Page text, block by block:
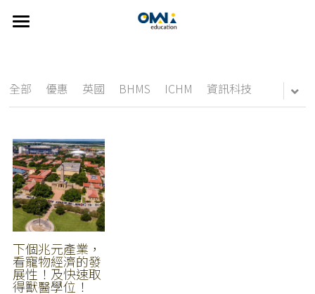
關於我們
關於我們
我們的服務
FAQ
選擇國家
澳洲
紐西蘭
美國
歐洲
👍🏻 推薦方案
精選課程
主題遊學方案
線上說明會
英語學習輔導
英語家教
雅思考試相關
搜索
繁體中文
全部 優惠 英國 BHMS ICHM 資訊科技
下個兆元產業，
看寵物經濟的發
展性！及快速取
得獸醫學位！
部落格分類
new
CDU
雅思
Johns Hopkins University
UTAS
SUT